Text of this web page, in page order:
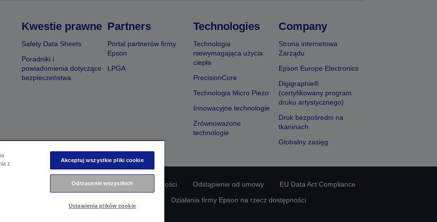
Kwestie prawne
Safety Data Sheets
Poradniki i
powiadomienia dotyczące
bezpieczeństwa
Partners
Portal partnerów firmy
Epson
LPGA
Technologies
Technologia
niewymagająca użycia
ciepła
PrecisionCore
Technologia Micro Piezo
Innowacyjne technologie
Zrównoważone
technologie
Company
Strona internetowa
Zarządu
Epson Europe Electronics
Digigraphie®
(certyfikowany program
druku artystycznego)
Druk bezpośredni na
tkaninach
Globalny zasięg
Oświadczenie dotyczące prywatności Odstąpienie od umowy
EU Data Act Compliance
Działania firmy Epson na rzecz dostępności
z
Akceptuj wszystkie pliki cookie
Odrzucenie wszystkich
Ustawienia plików cookie